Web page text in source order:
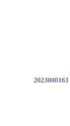
2023000163